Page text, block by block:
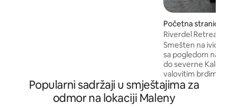
Početna stranica
ald Knob
Riverdel Retreat
Smešten na ivici
sa pogledom na
do severne
valovitim brdima i
zelenih pašnjaka
goveda pune krvi
dizajniran da
Popularni sadržaji u smještajima za
odmor na lokaciji Maleny